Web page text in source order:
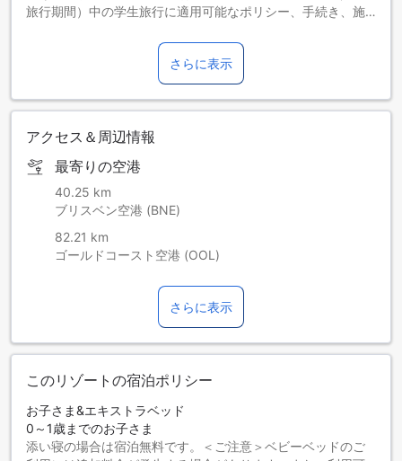
旅行期間）中の学生旅行に適用可能なポリシー、手続き、施
リーズ・ウィーク中の高校/大学卒業予定の学生による予約を
お断りする権利を有しますことを、あらかじめご了承くださ
当施設内では電気自動車（EV）の充電はできませんので、あ
さらに表示
アクセス＆周辺情報
最寄りの空港
40.25 km
ブリスベン空港 (BNE)
82.21 km
ゴールドコースト空港 (OOL)
さらに表示
このリゾートの宿泊ポリシー
お子さま&エキストラベッド
0～1歳までのお子さま
添い寝の場合は宿泊無料です。＜ご注意＞ベビーベッドのご